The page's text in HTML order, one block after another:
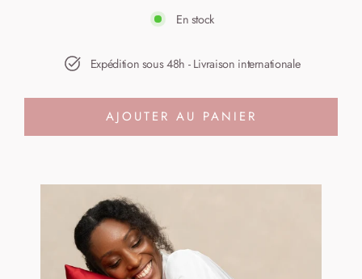
En stock
Expédition sous 48h - Livraison internationale
AJOUTER AU PANIER